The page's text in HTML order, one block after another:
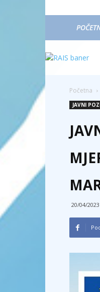
Početna
JAVNI
20/04/2023